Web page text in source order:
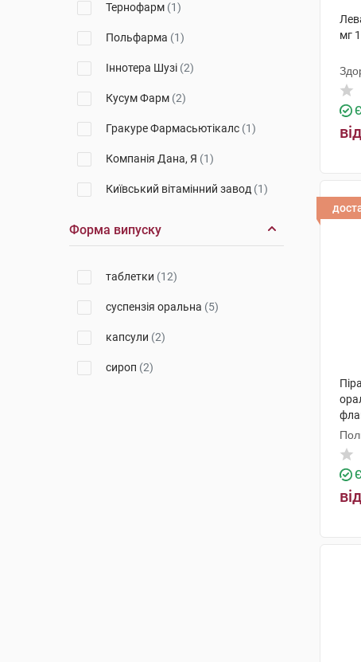
Тернофарм (1)
Польфарма (1)
Іннотера Шузі (2)
Кусум Фарм (2)
Гракуре Фармасьютікалс (1)
Компанія Дана, Я (1)
Київський вітамінний завод (1)
Фармаклер(1)
Мепро Фармасьютикалс Пріват
Форма випуску
таблетки (12)
суспензія оральна (5)
капсули (2)
сироп (2)
мг
від
від